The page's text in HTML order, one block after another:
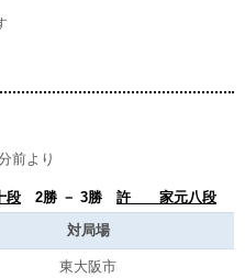
前より
段 2勝 － 3勝 許 家元八段
対局場
東大阪市